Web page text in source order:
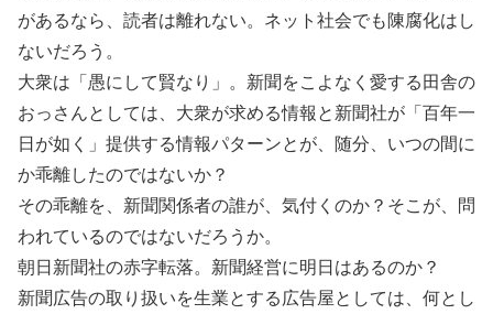
があるなら、読者は離れない。ネット社会でも陳腐化はし
ないだろう。
大衆は「愚にして賢なり」。新聞をこよなく愛する田舎の
おっさんとしては、大衆が求める情報と新聞社が「百年一
日が如く」提供する情報パターンとが、随分、いつの間に
か乖離したのではないか？
その乖離を、新聞関係者の誰が、気付くのか？そこが、問
われているのではないだろうか。
朝日新聞社の赤字転落。新聞経営に明日はあるのか？
新聞広告の取り扱いを生業とする広告屋としては、何とし